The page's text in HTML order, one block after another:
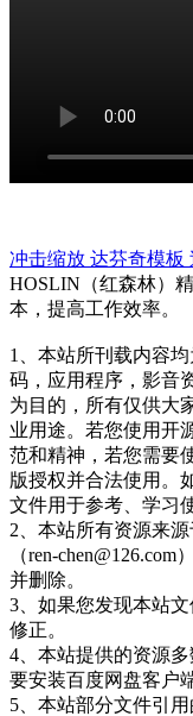
冲击缩放 达芬奇模板
HOSLIN（红森林）
本，提高工作效率。
1、本站所刊载内容
码，应用程序，影音
为目的，所有仅供大
业用途。若您使用开
范和精神，若您需要
版授权并合法使用。
文件用于参考、学习
2、本站所有资源来
（ren-
并删除。
3、如果您发现本站
修正。
4、本站提供的资源
要安装百度网盘客户
5、本站部分文件引